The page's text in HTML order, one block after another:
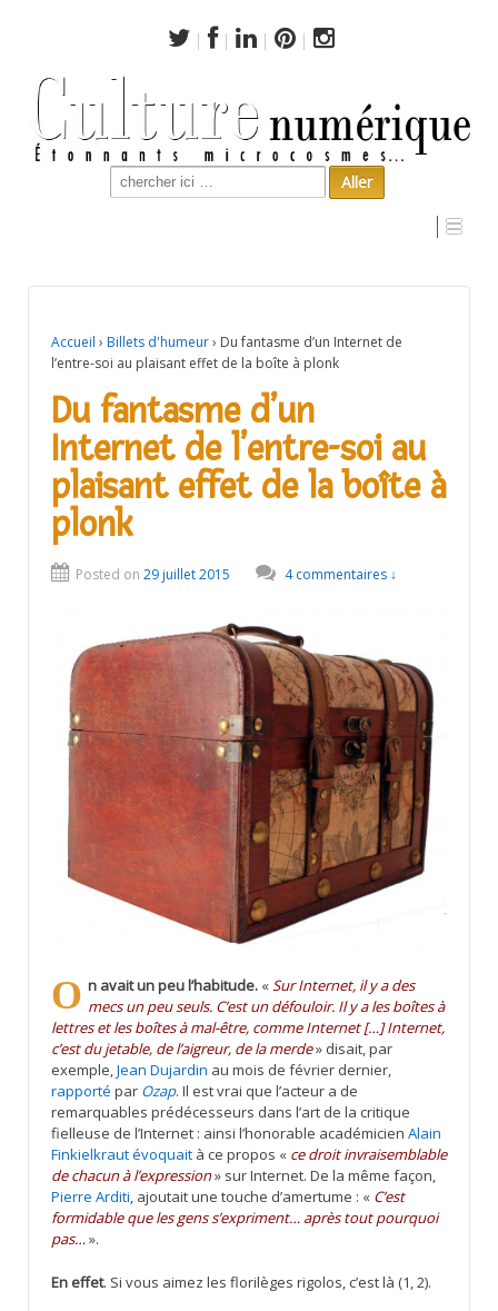
Search
for:
Accueil › Billets d'humeur› Du fantasme d’un Internet de
l’entre-soi au plaisant effet de la boîte à plonk
Du fantasme d’un
Internet de l’entre-soi au
plaisant effet de la boîte à
plonk
Posted on 29 juillet 2015 4 commentaires ↓
On avait un peu l’habitude. «Sur Internet, il y a des
mecs un peu seuls. C’est un défouloir. Il y a les boîtes à
lettres et les boîtes à mal-être, comme Internet […] Internet,
c’est du jetable, de l’aigreur, de la merde» disait, par
exemple,Jean Dujardin au mois de février dernier,
rapporté par Ozap. Il est vrai que l’acteur a de
remarquables prédécesseurs dans l’art de la critique
fielleuse de l’Internet : ainsi l’honorable académicien Alain
Finkielkrautévoquait à ce propos « ce droit invraisemblable
de chacun à l’expression» sur Internet. De la même façon,
Pierre Arditi, ajoutait une touche d’amertume : « C’est
formidable que les gens s’expriment… après tout pourquoi
pas…».
En effet. Si vous aimez les florilèges rigolos, c’est là (1, 2).